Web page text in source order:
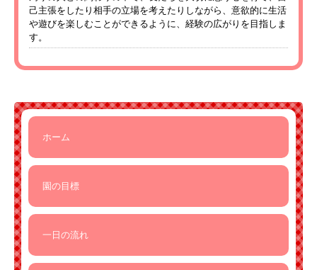
己主張をしたり相手の立場を考えたりしながら、意欲的に生活
や遊びを楽しむことができるように、経験の広がりを目指しま
す。
ホーム
園の目標
一日の流れ